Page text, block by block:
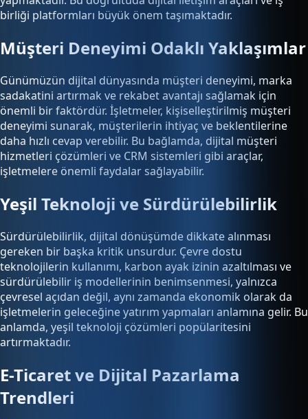
birliği platformları büyük önem taşımaktadır.
Müşteri Deneyimi Odaklı Yaklaşımlar
Günümüzün dijital dünyasında müşteri deneyimi, marka
sadakatini artırmak ve rekabet avantajı sağlamak için
önemli bir faktördür. İşletmeler, kişiselleştirilmiş müşteri
deneyimi sunarak, müşterilerin ihtiyaç ve beklentilerine
daha hızlı cevap verebilir. Bu bağlamda, dijital müşteri
hizmetleri çözümleri ve CRM sistemleri gibi araçlar,
işletmelere önemli faydalar sağlayabilir.
Yeşil Teknoloji ve Sürdürülebilirlik
Sürdürülebilirlik, dijital dönüşümde dikkate alınması
gereken bir başka kritik unsurdur. Çevre dostu
teknolojilerin kullanımı, karbon ayak izinin azaltılması ve
sürdürülebilir iş modellerinin benimsenmesi, yalnızca
çevresel açıdan değil, aynı zamanda ekonomik olarak da
işletmelerin geleceğine yatırım yapmaları anlamına gelir. Bu
anlamda, yeşil teknoloji çözümleri popülaritesini
artırmaktadır.
E-Ticaret ve Dijital Pazarlama
Trendleri